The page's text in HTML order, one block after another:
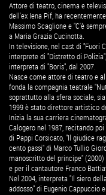
Attore di teatro, cinema e
dell'ex Iena Pif, ha
Massimo Scaglione e "C'è
a Maria Grazia Cucinotta.
In televisione, nel cast di "Fuori
interprete di "Distretto di
interpreta di "Boris", dal 2007.
Nasce come attore di teatro e
fonda la compagnia teatrale
soprattutto alla sfera sociale,
1999 è stato direttore artistico
Inizia la sua carriera
Calogero nel 1987, recitando
di Pappi Corsicato, "Il giudice
cento passi" di Marco Tullio
manoscritto del principe" (2000)
e per il cantautore Franco
Nel 2004, interpreta "Il siero
addosso" di Eugenio Cappuccio